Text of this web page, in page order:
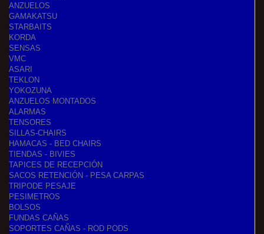
ANZUELOS
GAMAKATSU
STARBAITS
KORDA
SENSAS
VMC
ASARI
TEKLON
YOKOZUNA
ANZUELOS MONTADOS
ALARMAS
TENSORES
SILLAS-CHAIRS
HAMACAS - BED CHAIRS
TIENDAS - BIVIES
TAPICES DE RECEPCIÓN
SACOS RETENCIÓN - PESA CARPAS
TRIPODE PESAJE
PESIMETROS
BOLSOS
FUNDAS CAÑAS
SOPORTES CAÑAS - ROD PODS